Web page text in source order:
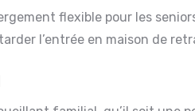
flexible pour les
l’entrée en maison de